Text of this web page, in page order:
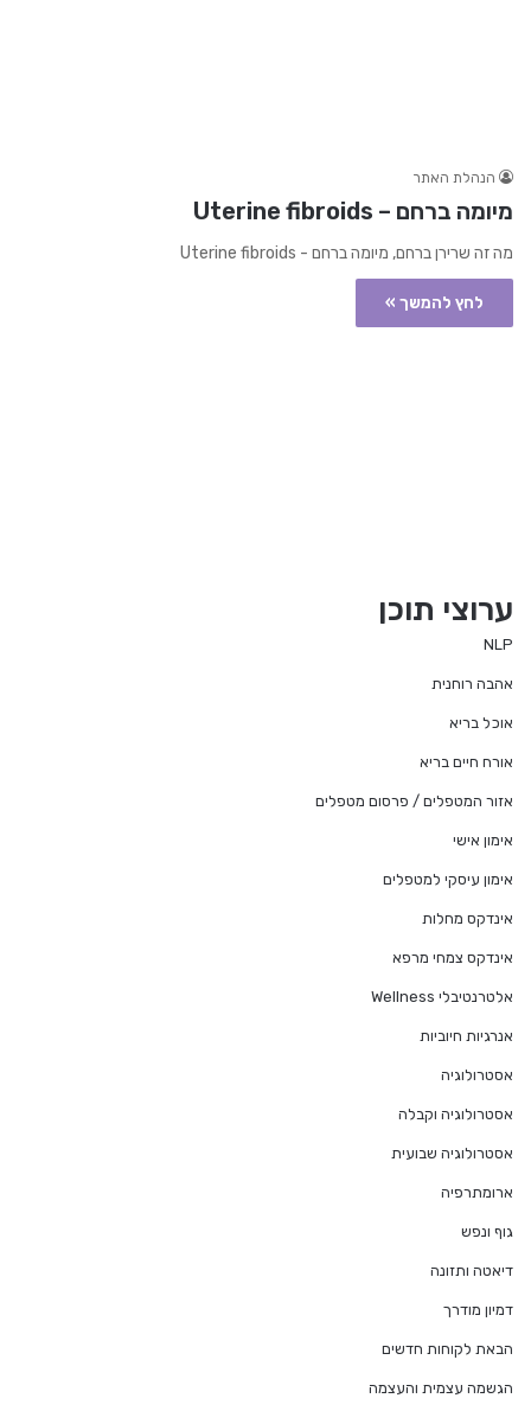
הנהלת האתר
מיומה ברחם – Uterine fibroids
מה זה שרירן ברחם, מיומה ברחם - Uterine fibroids
לחץ להמשך »
ערוצי תוכן
NLP
אהבה רוחנית
אוכל בריא
אורח חיים בריא
אזור המטפלים / פרסום מטפלים
אימון אישי
אימון עיסקי למטפלים
אינדקס מחלות
אינדקס צמחי מרפא
אלטרנטיבלי Wellness
אנרגיות חיוביות
אסטרולוגיה
אסטרולוגיה וקבלה
אסטרולוגיה שבועית
ארומתרפיה
גוף ונפש
דיאטה ותזונה
דמיון מודרך
הבאת לקוחות חדשים
הגשמה עצמית והעצמה